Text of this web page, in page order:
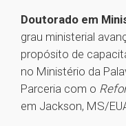
Doutorado em
grau ministerial
propósito de
no Ministério da
Parceria com o
em Jackson, MS/